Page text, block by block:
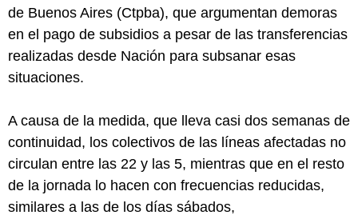
de Buenos Aires (Ctpba), que argumentan demoras
en el pago de subsidios a pesar de las transferencias
realizadas desde Nación para subsanar esas
situaciones.
A causa de la medida, que lleva casi dos semanas de
continuidad, los colectivos de las líneas afectadas no
circulan entre las 22 y las 5, mientras que en el resto
de la jornada lo hacen con frecuencias reducidas,
similares a las de los días sábados,